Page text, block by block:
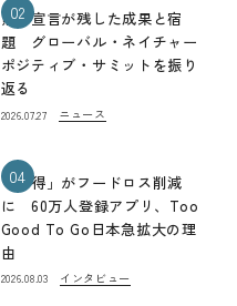
02
熊本宣言が残した成果と宿
題 グローバル・ネイチャー
ポジティブ・サミットを振り
返る
2026.07.27 ニュース
04
「お得」がフードロス削減
に 60万人登録アプリ、Too
Good To Go日本急拡大の理
由
2026.08.03 インタビュー